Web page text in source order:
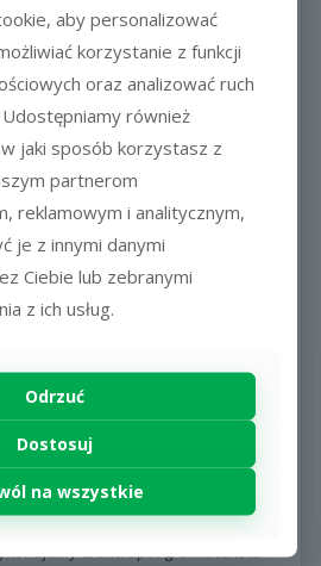
przeszło 3-krotnie bardziej
niż naklejki z druku
odporny na niektóre słabsze
rastra (druk nie składa się z
idealnie nadaje się do druku
kreskowych na folii !!! Dzięki
tekst jest bardzo wyraźny.
wykonanie naklejek
znajdą Państwo
bardzo interesujące duotony
po druku 2 kolorami, kolor-na-kolor),
piękne pastele.
druku
druku apli i grafiki/tekstu
aby personalizować
korzystanie z funkcji
oraz analizować ruch
również
jaki sposób korzystasz z
partnerom
reklamowym i analitycznym,
je z innymi danymi
Ciebie lub zebranymi
z ich usług.
Odrzuć
Dostosuj
na wszystkie